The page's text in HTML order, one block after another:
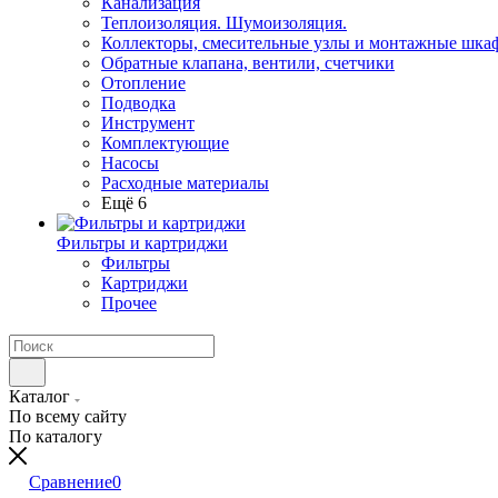
Теплоизоляция. Шумоизоляция.
Коллекторы, смесительные узлы и монтажные
Обратные клапана, вентили, счетчики
Отопление
Подводка
Инструмент
Комплектующие
Насосы
Расходные материалы
Ещё 6
Фильтры и картриджи
Фильтры
Картриджи
Прочее
Каталог
По всему сайту
По каталогу
Сравнение0